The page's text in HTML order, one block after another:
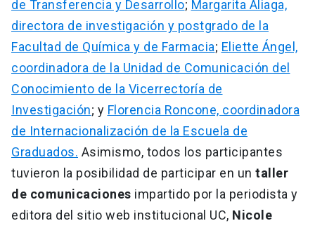
de Transferencia y Desarrollo; Margarita Aliaga,
directora de investigación y postgrado de la
Facultad de Química y de Farmacia; Eliette Ángel,
coordinadora de la Unidad de Comunicación del
Conocimiento de la Vicerrectoría de
Investigación; y Florencia Roncone, coordinadora
de Internacionalización de la Escuela de
Graduados. Asimismo, todos los participantes
tuvieron la posibilidad de participar en un taller
de comunicaciones impartido por la periodista y
editora del sitio web institucional UC, Nicole